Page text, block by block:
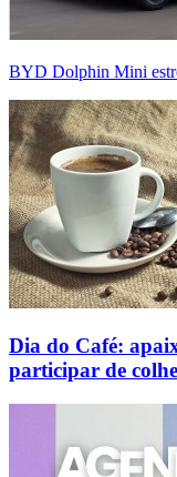
BYD Dolphin Mini
Dia do Café:
participar de